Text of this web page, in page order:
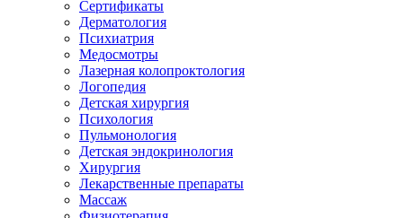
Сертификаты
Дерматология
Психиатрия
Медосмотры
Лазерная колопроктология
Логопедия
Детская хирургия
Психология
Пульмонология
Детская эндокринология
Хирургия
Лекарственные препараты
Массаж